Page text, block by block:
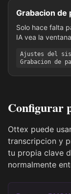
Grabacion de
Solo hace falta
IA vea la
Ajustes del
Grabacion de
Configurar
Ottex puede
transcripcion y
tu propia clave
normalmente